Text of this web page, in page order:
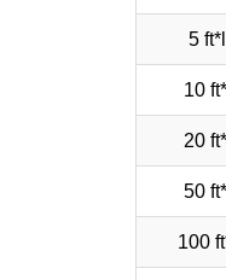
5
10
20
50
100